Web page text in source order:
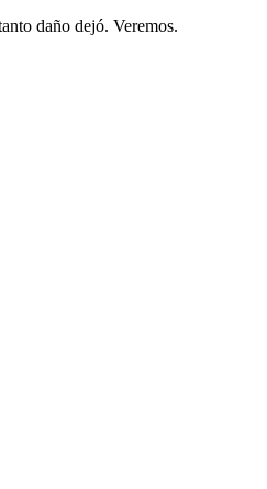
daño dejó. Veremos.